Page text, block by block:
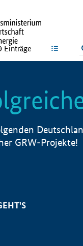
Einträge
GRW-Projekte!